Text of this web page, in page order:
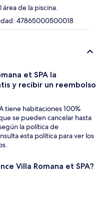
de la piscina.
47865000500018
et SPA la
y recibir un reembolso
tiene habitaciones 100%
se pueden cancelar hasta
la política de
esta política para ver los
Villa Romana et SPA?